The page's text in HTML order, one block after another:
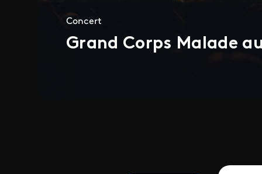
Concert
Grand Corps Malade